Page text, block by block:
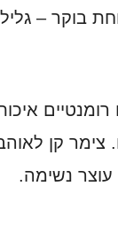
צימר קן
עוצר נשימה.